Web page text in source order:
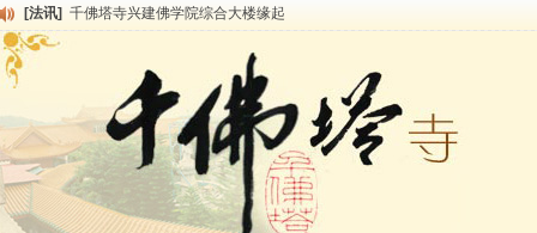
[法讯] 千佛塔寺兴建佛学院综合大楼缘起
[法讯]
千佛塔寺阅藏堂周末阅藏报名通知
清明节祭祖报恩地藏法会
[法讯]
本寺方丈上明下慧尼和尚开讲《六祖坛经》
[法讯] 2015-3-26师父于法堂对大众的开示
[法讯]
广东千佛塔寺云门佛学院女众部 2016年招生简章
[法讯]
恭请海涛法师莅临千佛塔寺弘法
[法讯]
2014年七月大法会 祈福息灾地藏七 冥阳两利普渡群蒙盂兰盆